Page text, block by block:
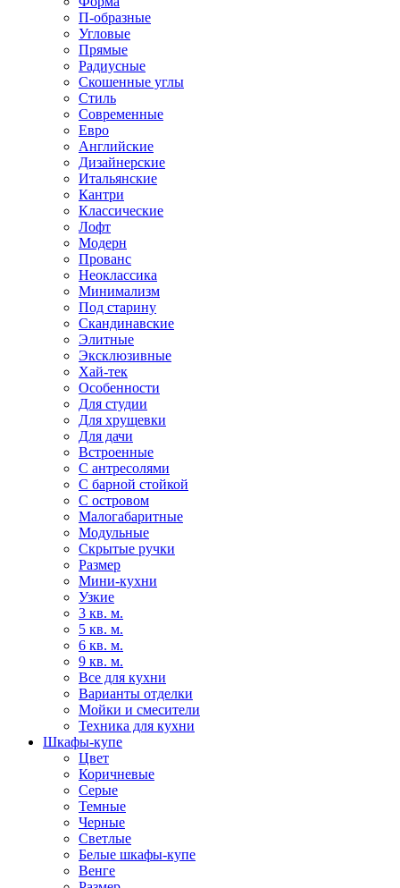
П-образные
Угловые
Прямые
Радиусные
Скошенные углы
Стиль
Современные
Евро
Английские
Дизайнерские
Итальянские
Кантри
Классические
Лофт
Модерн
Прованс
Неоклассика
Минимализм
Под старину
Скандинавские
Элитные
Эксклюзивные
Хай-тек
Особенности
Для студии
Для хрущевки
Для дачи
Встроенные
С антресолями
С барной стойкой
С островом
Малогабаритные
Модульные
Скрытые ручки
Размер
Мини-кухни
Узкие
3 кв. м.
5 кв. м.
6 кв. м.
9 кв. м.
Все для кухни
Варианты отделки
Мойки и смесители
Техника для кухни
Шкафы-купе
Цвет
Коричневые
Серые
Темные
Черные
Светлые
Белые шкафы-купе
Венге